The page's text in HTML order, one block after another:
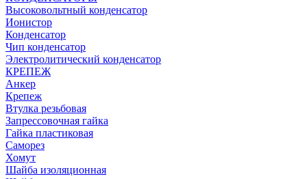
Высоковольтный конденсатор
Ионистор
Конденсатор
Чип конденсатор
Электролитический конденсатор
КРЕПЕЖ
Анкер
Крепеж
Втулка резьбовая
Запрессовочная гайка
Гайка пластиковая
Саморез
Хомут
Шайба изоляционная